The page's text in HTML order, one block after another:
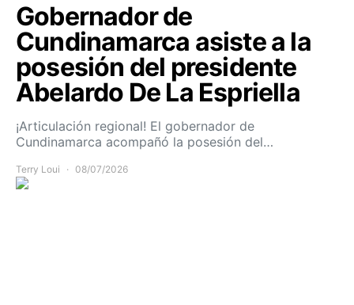
Gobernador de
Cundinamarca asiste a la
posesión del presidente
Abelardo De La Espriella
¡Articulación regional! El gobernador de
Cundinamarca acompañó la posesión del…
Terry Loui 08/07/2026